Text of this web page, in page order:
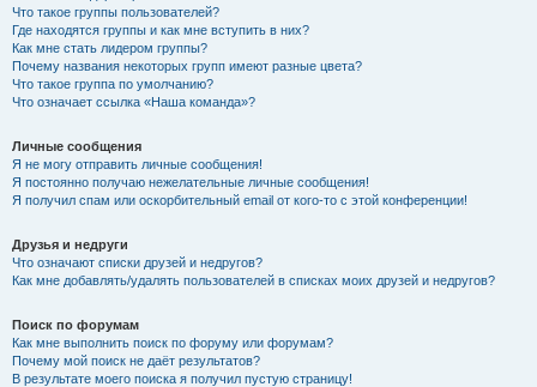
Что такое группы пользователей?
Где находятся группы и как мне вступить в них?
Как мне стать лидером группы?
Почему названия некоторых групп имеют разные цвета?
Что такое группа по умолчанию?
Что означает ссылка «Наша команда»?
Личные сообщения
Я не могу отправить личные сообщения!
Я постоянно получаю нежелательные личные сообщения!
Я получил спам или оскорбительный email от кого-то с этой конференции!
Друзья и недруги
Что означают списки друзей и недругов?
Как мне добавлять/удалять пользователей в списках моих друзей и недругов?
Поиск по форумам
Как мне выполнить поиск по форуму или форумам?
Почему мой поиск не даёт результатов?
В результате моего поиска я получил пустую страницу!